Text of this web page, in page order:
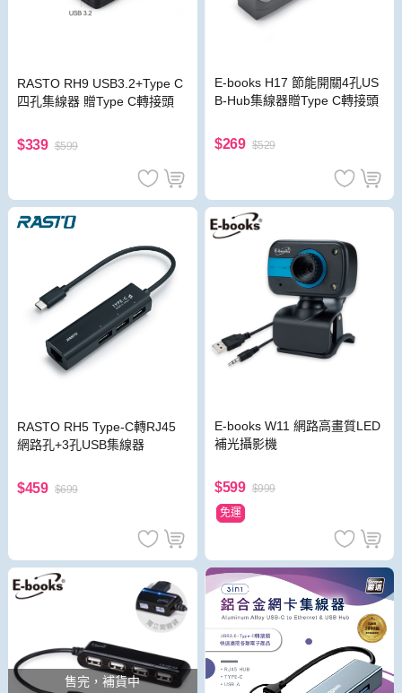
RASTO RH9 USB3.2+Type C
四孔集線器 贈Type C轉接頭
$339 $599
E-books H17 節能開關4孔US
B-Hub集線器贈Type C轉接頭
$269 $529
RASTO RH5 Type-C轉RJ45
網路孔+3孔USB集線器
$459 $699
E-books W11 網路高畫質LED
補光攝影機
$599 $999
免運
售完，補貨中